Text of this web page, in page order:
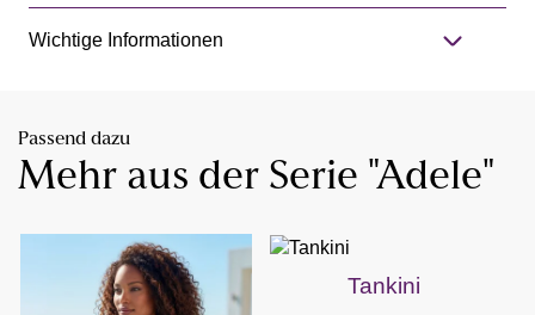
Wichtige Informationen
Passend dazu
Mehr aus der Serie "Adele"
Tankini